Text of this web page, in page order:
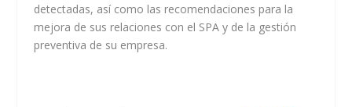
detectadas, así como las recomendaciones para la
mejora de sus relaciones con el SPA y de la gestión
preventiva de su empresa.